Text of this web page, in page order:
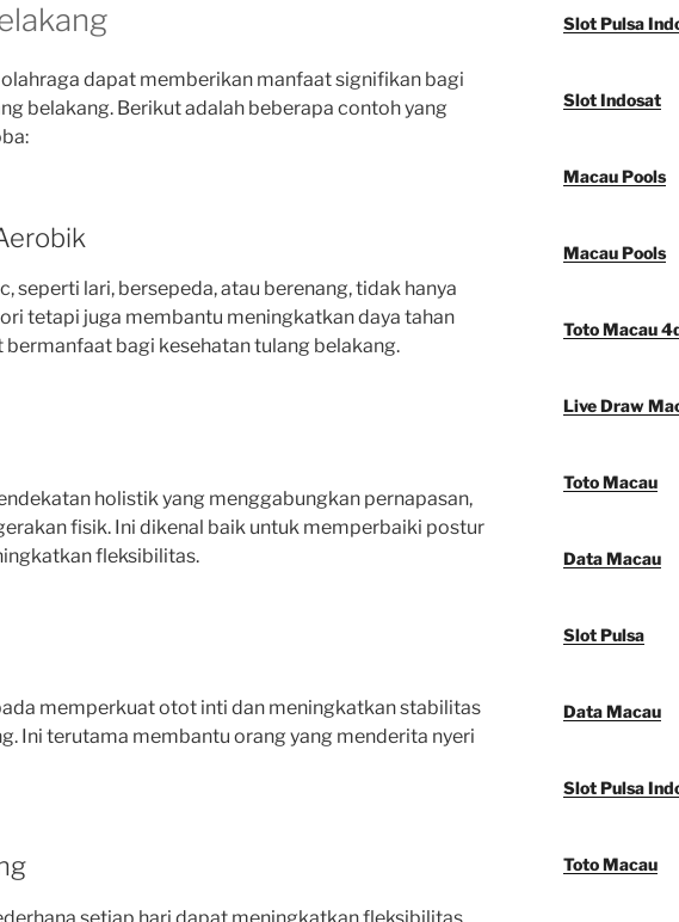
dapat memberikan manfaat signifikan bagi
belakang. Berikut adalah beberapa contoh yang
seperti lari, bersepeda, atau berenang, tidak hanya
tetapi juga membantu meningkatkan daya tahan
bermanfaat bagi kesehatan tulang belakang.
holistik yang menggabungkan pernapasan,
fisik. Ini dikenal baik untuk memperbaiki postur
fleksibilitas.
memperkuat otot inti dan meningkatkan stabilitas
Ini terutama membantu orang yang menderita nyeri
Slot Pulsa
Slot Indosat
Macau Pools
Macau Pools
Toto Macau
Live Draw
Toto Macau
Data Macau
Slot Pulsa
Data Macau
Slot Pulsa
Toto Macau